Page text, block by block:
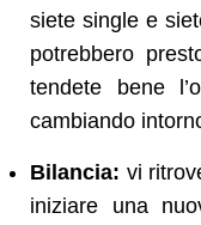
siete single e
potrebbero
tendete bene
cambiando
Bilancia: vi
iniziare una